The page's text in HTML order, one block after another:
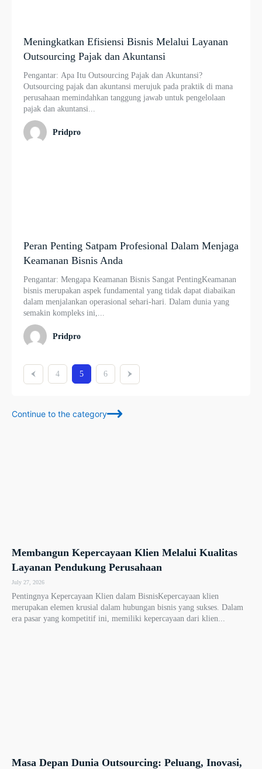
Meningkatkan Efisiensi Bisnis Melalui Layanan
Outsourcing Pajak dan Akuntansi
Pengantar: Apa Itu Outsourcing Pajak dan Akuntansi?
Outsourcing pajak dan akuntansi merujuk pada praktik di mana
perusahaan memindahkan tanggung jawab untuk pengelolaan
pajak dan akuntansi...
Pridpro
Peran Penting Satpam Profesional Dalam Menjaga
Keamanan Bisnis Anda
Pengantar: Mengapa Keamanan Bisnis Sangat PentingKeamanan
bisnis merupakan aspek fundamental yang tidak dapat diabaikan
dalam menjalankan operasional sehari-hari. Dalam dunia yang
semakin kompleks ini,...
Pridpro
4 5 6
Continue to the category
Membangun Kepercayaan Klien Melalui Kualitas
Layanan Pendukung Perusahaan
July 27, 2026
Pentingnya Kepercayaan Klien dalam BisnisKepercayaan klien
merupakan elemen krusial dalam hubungan bisnis yang sukses. Dalam
era pasar yang kompetitif ini, memiliki kepercayaan dari klien...
Masa Depan Dunia Outsourcing: Peluang, Inovasi,